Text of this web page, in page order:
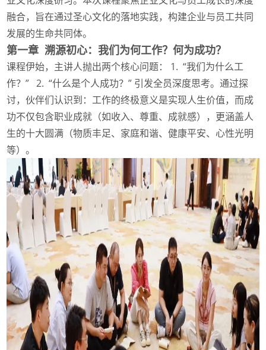
融合，旨在通过圣心文化的落地实践，构建企业与员工共同
发展的生命共同体。
第一章 溯源初心：我们为何工作？何为成功？
课程伊始，主讲人抛出两个核心问题： 1. “我们为什么工
作？” 2. “什么是个人成功？” 引发全员深度思考。通过探
讨，伙伴们认识到：工作的终极意义是实现人生价值，而成
功不仅包含职业成就（如收入、尊重、成就感），更涵盖人
生的十大圆满（物质丰足、家庭和谐、健康平安、心性光明
等）。